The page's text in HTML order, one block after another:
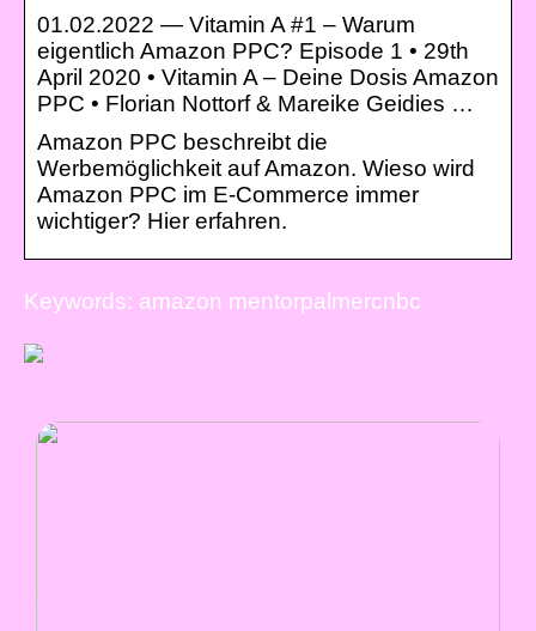
01.02.2022 — Vitamin A #1 – Warum
eigentlich Amazon PPC? Episode 1 • 29th
April 2020 • Vitamin A – Deine Dosis Amazon
PPC • Florian Nottorf & Mareike Geidies …
Amazon PPC beschreibt die
Werbemöglichkeit auf Amazon. Wieso wird
Amazon PPC im E-Commerce immer
wichtiger? Hier erfahren.
Keywords: amazon mentorpalmercnbc